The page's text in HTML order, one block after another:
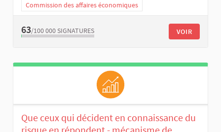
Commission des affaires économiques
63/100 000 SIGNATURES VOIR
Que ceux qui décident en connaissance du